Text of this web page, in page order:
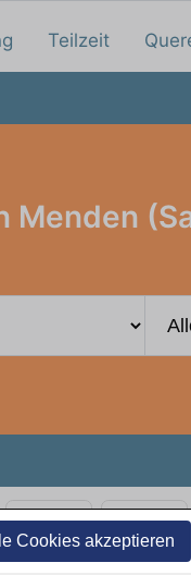
Cookies akzeptieren
Teilzeit
Menden